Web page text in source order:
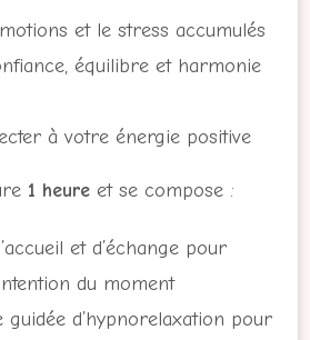
et le stress accumulés
équilibre et harmonie
à votre énergie positive
1 heure et se compose :
et d’échange pour
du moment
guidée d’hypnorelaxation pour